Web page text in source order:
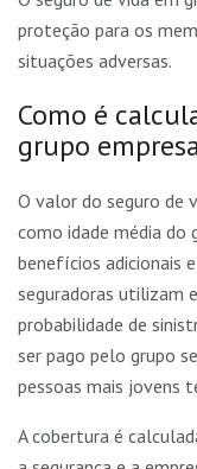
proteção para os
situações adversas.
Como é
grupo
O valor do seguro de
como idade média do
benefícios adicionais
seguradoras utilizam
probabilidade de
ser pago pelo grupo
pessoas mais jovens
A cobertura é